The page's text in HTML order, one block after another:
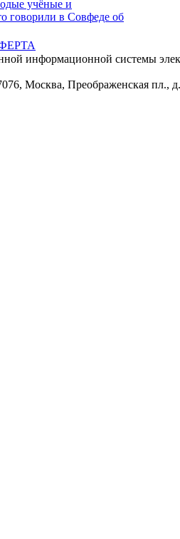
учёные и
говорили в Совфеде об
информационной системы
Москва, Преображенская пл.,